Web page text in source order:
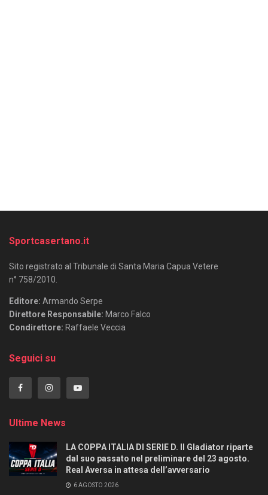
Sportcasertano.it
Sito registrato al Tribunale di Santa Maria Capua Vetere
n° 758/2010.
Editore: Armando Serpe
Direttore Responsabile: Marco Falco
Condirettore: Raffaele Veccia
Seguici su
Ultime News
LA COPPA ITALIA DI SERIE D. Il Gladiator riparte
dal suo passato nel preliminare del 23 agosto.
Real Aversa in attesa dell’avversario
6 AGOSTO 2026